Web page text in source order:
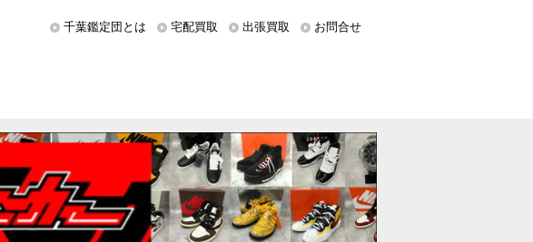
千葉鑑定団とは 宅配買取 出張買取 お問合せ